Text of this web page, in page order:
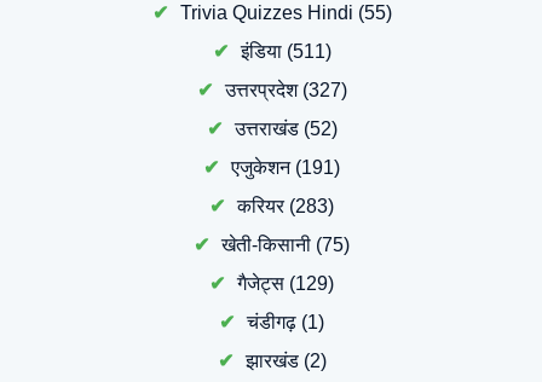
Trivia Quizzes Hindi (55)
इंडिया(511)
उत्तरप्रदेश(327)
उत्तराखंड(52)
एजुकेशन(191)
करियर(283)
खेती-किसानी (75)
गैजेट्स (129)
चंडीगढ़ (1)
झारखंड(2)